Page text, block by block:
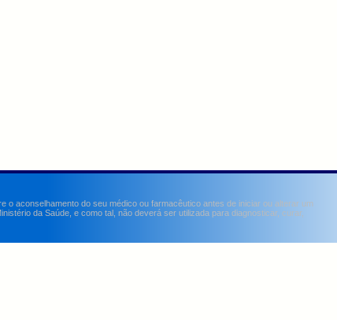
aconselhamento do seu médico ou farmacêutico antes de iniciar ou alterar um
da Saúde, e como tal, não deverá ser utilizada para diagnosticar, curar,